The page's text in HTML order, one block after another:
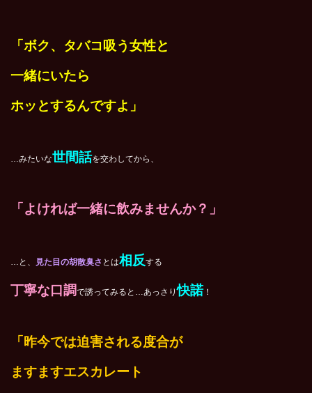
「ボク、タバコ吸う女性と
一緒にいたら
ホッとするんですよ」
…みたいな世間話を交わしてから、
「よければ一緒に飲みませんか？」
…と、 見た目の胡散臭さ とは相反する
丁寧な口調で誘ってみると…あっさり快諾 ！
「昨今では迫害される度合が
ますますエスカレート